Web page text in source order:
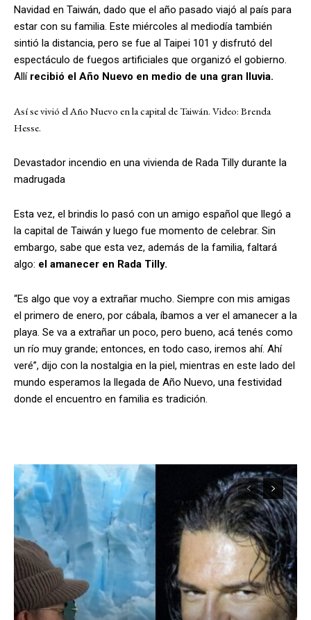
Navidad en Taiwán, dado que el año pasado viajó al país para
estar con su familia. Este miércoles al mediodía también
sintió la distancia, pero se fue al Taipei 101 y disfrutó del
espectáculo de fuegos artificiales que organizó el gobierno.
Allí recibió el Año Nuevo en medio de una gran lluvia.
Así se vivió el Año Nuevo en la capital de Taiwán. Video: Brenda
Hesse.
Devastador incendio en una vivienda de Rada Tilly durante la
madrugada
Esta vez, el brindis lo pasó con un amigo español que llegó a
la capital de Taiwán y luego fue momento de celebrar. Sin
embargo, sabe que esta vez, además de la familia, faltará
algo: el amanecer en Rada Tilly.
“Es algo que voy a extrañar mucho. Siempre con mis amigas
el primero de enero, por cábala, íbamos a ver el amanecer a la
playa. Se va a extrañar un poco, pero bueno, acá tenés como
un río muy grande; entonces, en todo caso, iremos ahí. Ahí
veré”, dijo con la nostalgia en la piel, mientras en este lado del
mundo esperamos la llegada de Año Nuevo, una festividad
donde el encuentro en familia es tradición.